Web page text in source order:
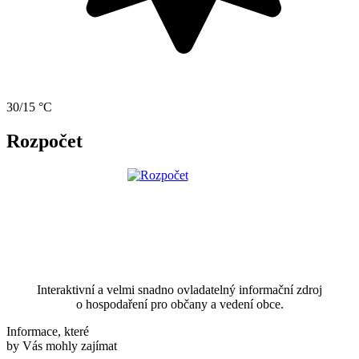
30/15 °C
Rozpočet
Interaktivní a velmi snadno ovladatelný informační zdroj
o hospodaření pro občany a vedení obce.
Informace, které
by Vás mohly zajímat